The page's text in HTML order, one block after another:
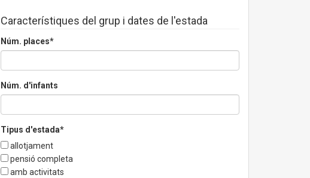
Característiques del grup i dates de l'estada
Núm. places*
Núm. d'infants
Tipus d'estada*
allotjament
pensió completa
amb activitats